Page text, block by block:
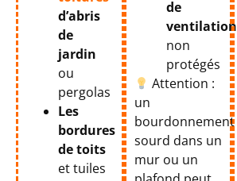
d’abris
de
jardin
ou
pergolas
Les
bordures
de toits
et tuiles
de
ventilation
non
protégés
Attention :
un
bourdonnement
sourd dans un
mur ou un